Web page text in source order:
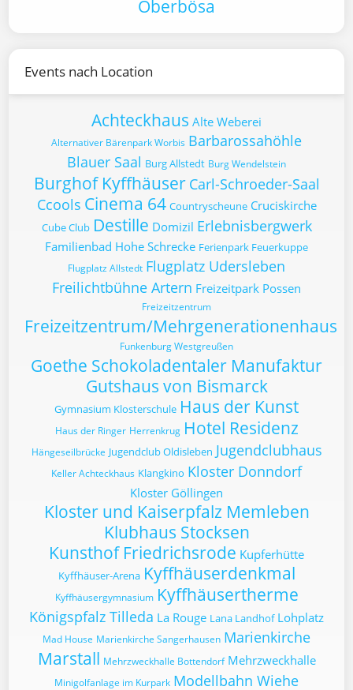
Ôberbösa
Events nach Location
Achteckhaus Alte Weberei
Alternativer Bärenpark Worbis Barbarossahöhle
Blauer Saal Burg Allstedt Burg Wendelstein
Burghof Kyffhäuser Carl-Schroeder-Saal
Ccools Cinema 64 Countryscheune Cruciskirche
Cube Club Destille Domizil Erlebnisbergwerk
Familienbad Hohe Schrecke Ferienpark Feuerkuppe
Flugplatz Allstedt Flugplatz Udersleben
Freilichtbühne Artern Freizeitpark Possen
Freizeitzentrum
Freizeitzentrum/Mehrgenerationenhaus
Funkenburg Westgreußen
Goethe Schokoladentaler Manufaktur
Gutshaus von Bismarck
Gymnasium Klosterschule Haus der Kunst
Haus der Ringer Herrenkrug Hotel Residenz
Hängeseilbrücke Jugendclub Oldisleben Jugendclubhaus
Keller Achteckhaus Klangkino Kloster Donndorf
Kloster Göllingen
Kloster und Kaiserpfalz Memleben
Klubhaus Stocksen
Kunsthof Friedrichsrode Kupferhütte
Kyffhäuser-Arena Kyffhäuserdenkmal
Kyffhäusergymnasium Kyffhäusertherme
Königspfalz Tilleda La Rouge Lana Landhof Lohplatz
Mad House Marienkirche Sangerhausen Marienkirche
Marstall Mehrzweckhalle Bottendorf Mehrzweckhalle
Minigolfanlage im Kurpark Modellbahn Wiehe